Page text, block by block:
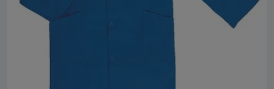
Ouvrir le média 0 en mode modal